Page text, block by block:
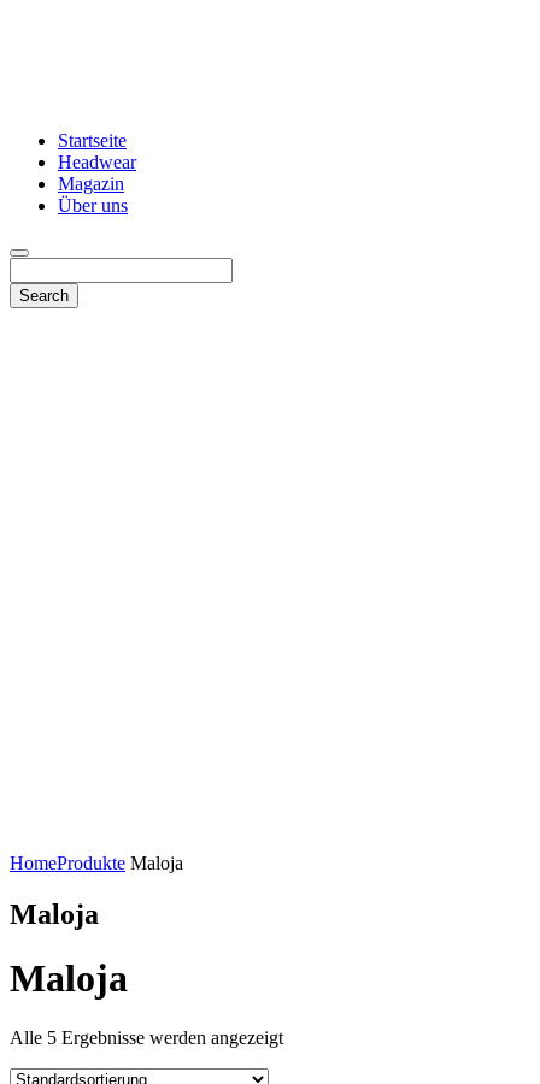
Startseite
Headwear
Magazin
Über uns
HomeProdukte Maloja
Maloja
Maloja
Alle 5 Ergebnisse werden angezeigt